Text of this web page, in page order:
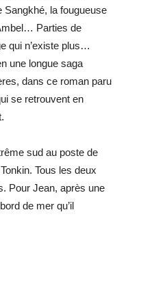
Sangkhé, la fougueuse
Parties de
qui n’existe plus…
une longue saga
dans ce roman paru
se retrouvent en
sud au poste de
Tous les deux
Pour Jean, après une
de mer qu’il